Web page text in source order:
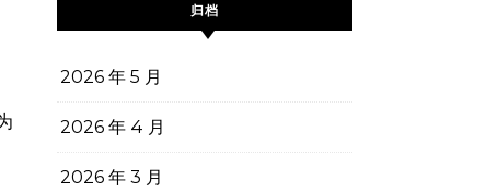
归档
2026 年 5 月
2026 年 4 月
2026 年 3 月